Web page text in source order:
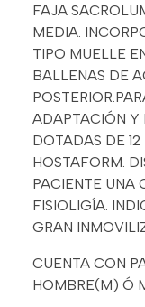
FAJA
MEDIA.
TIPO MUELLE
BALLENAS DE
ADAPTACIÓN Y
DOTADAS DE
HOSTAFORM.
PACIENTE UNA
FISIOLIGÍA.
GRAN
CUENTA CON
HOMBRE(M) Ó